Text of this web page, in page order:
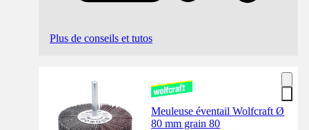
Plus de conseils et tutos
Meuleuse éventail Wolfcraft Ø
80 mm grain 80